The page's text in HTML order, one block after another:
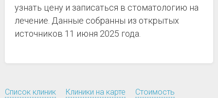
узнать цену и записаться в стоматологию на
лечение. Данные собранны из открытых
источников 11 июня 2025 года.
Список клиник Клиники на карте Стоимость